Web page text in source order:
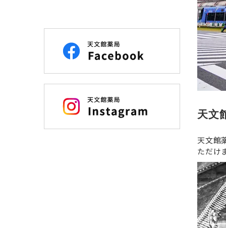
天文
天文館
ただけ